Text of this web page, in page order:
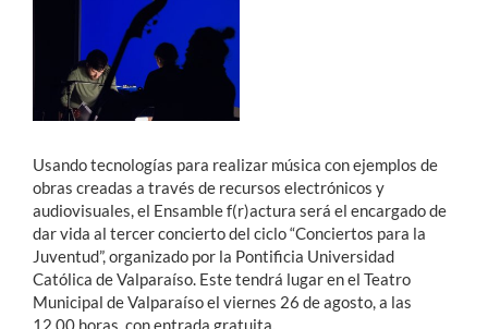
Usando tecnologías para realizar música con ejemplos de
obras creadas a través de recursos electrónicos y
audiovisuales, el Ensamble f(r)actura será el encargado de
dar vida al tercer concierto del ciclo “Conciertos para la
Juventud”, organizado por la Pontificia Universidad
Católica de Valparaíso. Este tendrá lugar en el Teatro
Municipal de Valparaíso el viernes 26 de agosto, a las
12.00 horas, con entrada gratuita.